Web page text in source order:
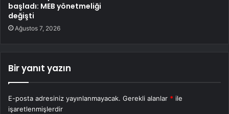
başladı: MEB yönetmeliği
değişti
Ağustos 7, 2026
Bir yanıt yazın
E-posta adresiniz yayınlanmayacak. Gerekli alanlar * ile
işaretlenmişlerdir